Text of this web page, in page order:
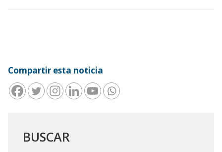
Compartir esta noticia
BUSCAR